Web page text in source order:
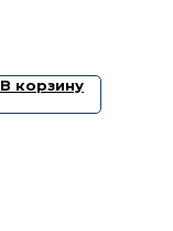
В корзину